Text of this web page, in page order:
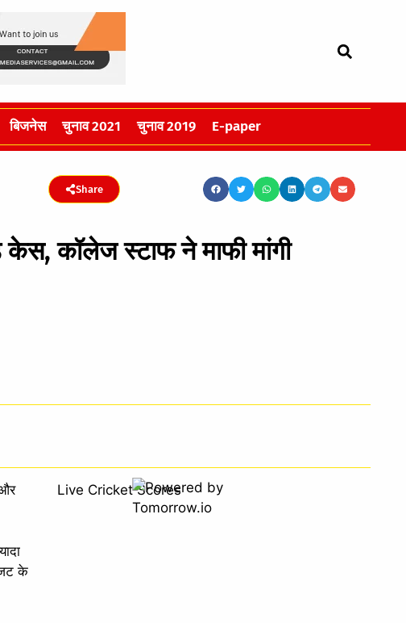
बिजनेस चुनाव 2021 चुनाव 2019 E-paper
Share
कॉलेज स्टाफ ने माफी मांगी
के
Live Cricket Scores